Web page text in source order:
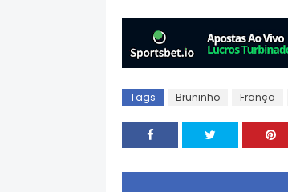
Tags Bruninho França